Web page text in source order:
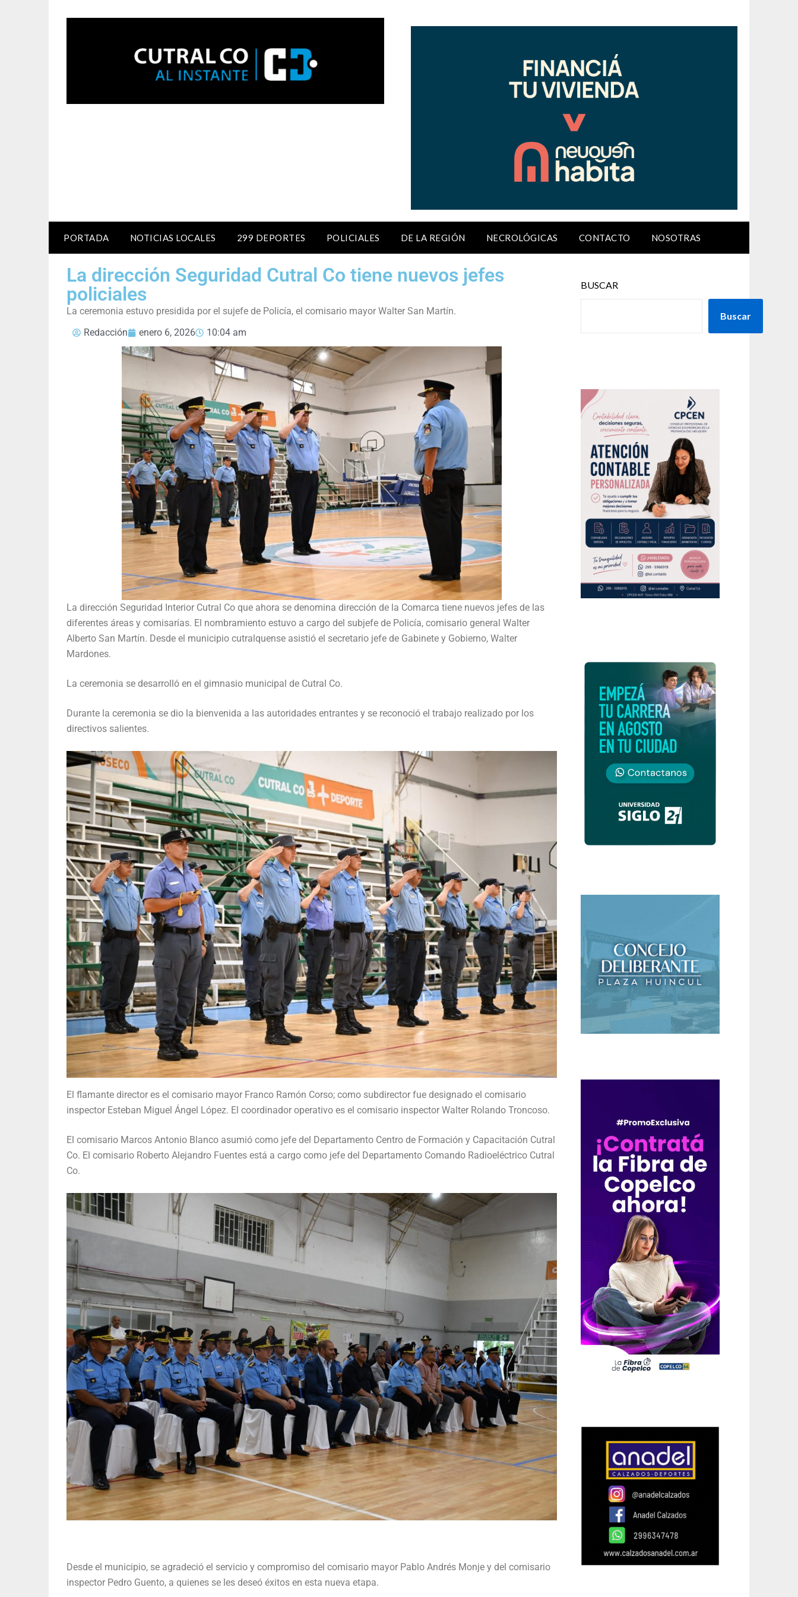
PORTADA NOTICIAS LOCALES 299 DEPORTES POLICIALES DE LA REGIÓN NECROLÓGICAS CONTACTO NOSOTRAS
La dirección Seguridad Cutral Co tiene nuevos jefes
policiales
La ceremonia estuvo presidida por el sujefe de Policía, el comisario mayor Walter San Martín.
Redacción
enero 6, 2026 10:04 am
La dirección Seguridad Interior Cutral Co que ahora se denomina dirección de la Comarca tiene nuevos jefes de las
diferentes áreas y comisarías. El nombramiento estuvo a cargo del subjefe de Policía, comisario general Walter
Alberto San Martín. Desde el municipio cutralquense asistió el secretario jefe de Gabinete y Gobierno, Walter
Mardones.
La ceremonia se desarrolló en el gimnasio municipal de Cutral Co.
Durante la ceremonia se dio la bienvenida a las autoridades entrantes y se reconoció el trabajo realizado por los
directivos salientes.
El flamante director es el comisario mayor Franco Ramón Corso; como subdirector fue designado el comisario
inspector Esteban Miguel Ángel López. El coordinador operativo es el comisario inspector Walter Rolando Troncoso.
El comisario Marcos Antonio Blanco asumió como jefe del Departamento Centro de Formación y Capacitación Cutral
Co. El comisario Roberto Alejandro Fuentes está a cargo como jefe del Departamento Comando Radioeléctrico Cutral
Co.
Desde el municipio, se agradeció el servicio y compromiso del comisario mayor Pablo Andrés Monje y del comisario
inspector Pedro Guento, a quienes se les deseó éxitos en esta nueva etapa.
BUSCAR
Buscar